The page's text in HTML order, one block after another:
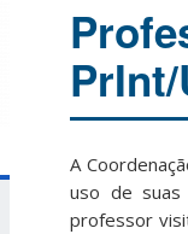
A
uso de suas
professor